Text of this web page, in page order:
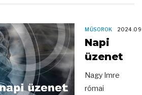
MŰSOROK
Napi
üzenet
Nagy Imre
római